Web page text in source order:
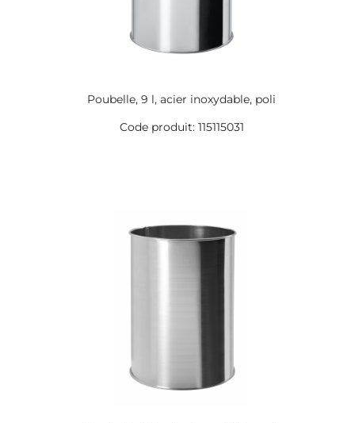
Poubelle, 9 l, acier inoxydable, poli
Code produit: 115115031